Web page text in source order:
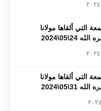
التي ألقاها مولانا
24\05\2024
التي ألقاها مولانا
31\05\2024